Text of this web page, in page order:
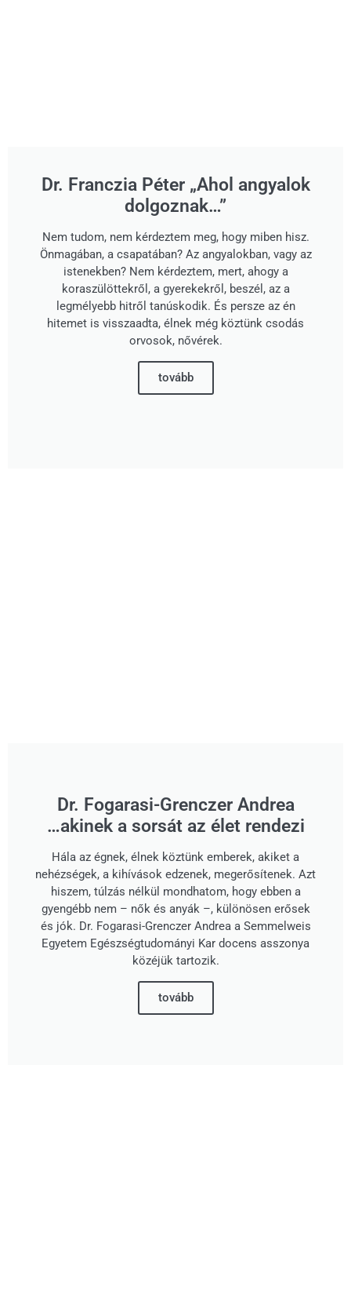
Dr. Franczia Péter „Ahol angyalok
dolgoznak…”
Nem tudom, nem kérdeztem meg, hogy miben hisz.
Önmagában, a csapatában? Az angyalokban, vagy az
istenekben? Nem kérdeztem, mert, ahogy a
koraszülöttekről, a gyerekekről, beszél, az a
legmélyebb hitről tanúskodik. És persze az én
hitemet is visszaadta, élnek még köztünk csodás
orvosok, nővérek.
tovább
Dr. Fogarasi-Grenczer Andrea
…akinek a sorsát az élet rendezi
Hála az égnek, élnek köztünk emberek, akiket a
nehézségek, a kihívások edzenek, megerősítenek. Azt
hiszem, túlzás nélkül mondhatom, hogy ebben a
gyengébb nem – nők és anyák –, különösen erősek
és jók. Dr. Fogarasi-Grenczer Andrea a Semmelweis
Egyetem Egészségtudományi Kar docens asszonya
közéjük tartozik.
tovább